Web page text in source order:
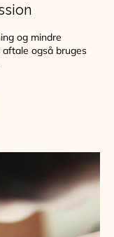
og mindre
også bruges